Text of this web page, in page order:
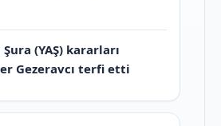
(YAŞ) kararları
Gezeravcı terfi etti